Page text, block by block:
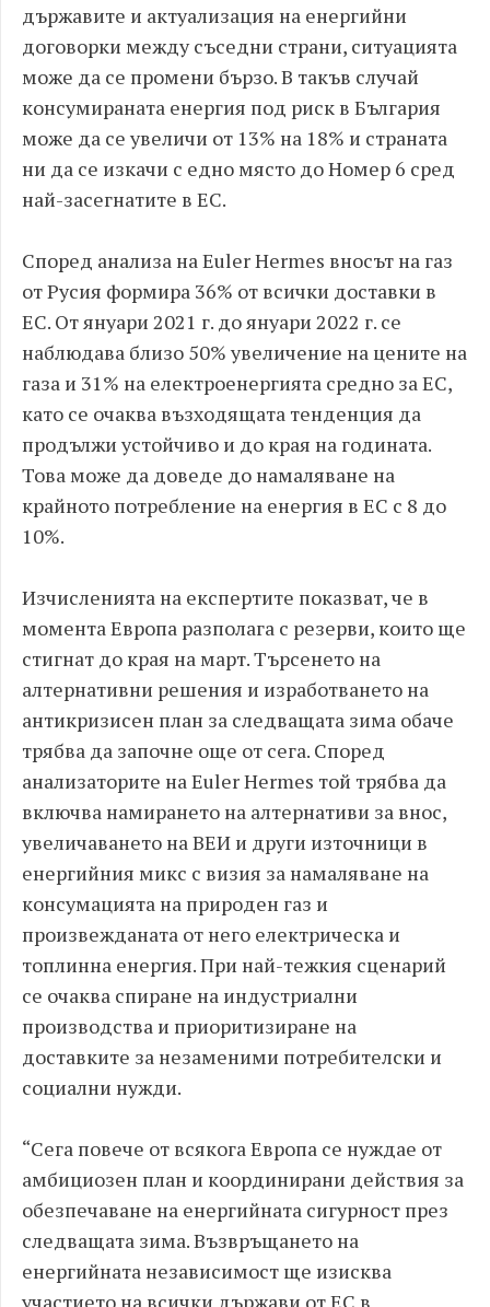
държавите и актуализация на енергийни
договорки между съседни страни, ситуацията
може да се промени бързо. В такъв случай
консумираната енергия под риск в България
може да се увеличи от 13% на 18% и страната
ни да се изкачи с едно място до Номер 6 сред
най-засегнатите в ЕС.
Според анализа на Euler Hermes вносът на газ
от Русия формира 36% от всички доставки в
ЕС. От януари 2021 г. до януари 2022 г. се
наблюдава близо 50% увеличение на цените на
газа и 31% на електроенергията средно за ЕС,
като се очаква възходящата тенденция да
продължи устойчиво и до края на годината.
Това може да доведе до намаляване на
крайното потребление на енергия в ЕС с 8 до
10%.
Изчисленията на експертите показват, че в
момента Европа разполага с резерви, които ще
стигнат до края на март. Търсенето на
алтернативни решения и изработването на
антикризисен план за следващата зима обаче
трябва да започне още от сега. Според
анализаторите на Euler Hermes той трябва да
включва намирането на алтернативи за внос,
увеличаването на ВЕИ и други източници в
енергийния микс с визия за намаляване на
консумацията на природен газ и
произвежданата от него електрическа и
топлинна енергия. При най-тежкия сценарий
се очаква спиране на индустриални
производства и приоритизиране на
доставките за незаменими потребителски и
социални нужди.
“Сега повече от всякога Европа се нуждае от
амбициозен план и координирани действия за
обезпечаване на енергийната сигурност през
следващата зима. Възвръщането на
енергийната независимост ще изисква
участието на всички държави от ЕС в